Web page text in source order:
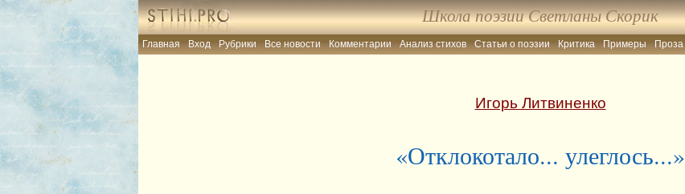
Школа поэзии Светланы Скорик
Главная Вход Рубрики Все новости Комментарии Анализ стихов Статьи о поэзии Критика Примеры Проза
Игорь Литвиненко
«Отклокотало... улеглось...»